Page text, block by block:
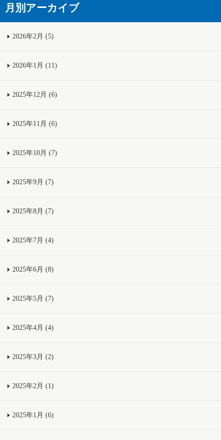
月別アーカイブ
2026年2月 (5)
2026年1月 (11)
2025年12月 (6)
2025年11月 (6)
2025年10月 (7)
2025年9月 (7)
2025年8月 (7)
2025年7月 (4)
2025年6月 (8)
2025年5月 (7)
2025年4月 (4)
2025年3月 (2)
2025年2月 (1)
2025年1月 (6)